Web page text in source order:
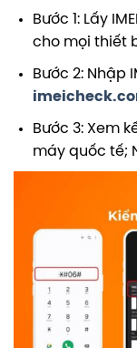
Bước 1: Lấy
cho mọi thiết
Bước 2: Nhập
Bước 3: Xem
máy quốc tế;